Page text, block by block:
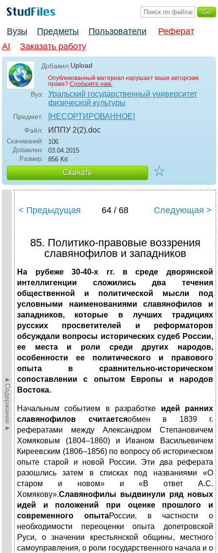
Вузы Предметы Пользователи
Реферат
AI
Заказать работу
Добавил:Upload
Опубликованный материал нарушает ваши авторские
права? Сообщите нам.
Вуз:
Уральский государственный университет
физической культуры
Предмет: [НЕСОРТИРОВАННОЕ]
Файл: ИППУ 2(2).doc
Скачиваний:
106
Добавлен:
03.04.2015
Размер:
856 Кб
Скачать ☆
►Содержание►
< Предыдущая 64 / 68 Следующая >
85. Политико-правовые воззрения
славянофилов и западников
На рубеже 30-40-х гг. в среде дворянской
интеллигенции сложились два течения
общественной и политической мысли под
условными наименованиями славянофилов и
западников, которые в лучших традициях
русских просветителей и реформаторов
обсуждали вопросы исторических судеб России,
ее места и роли среди других народов,
особенности ее политического и правового
опыта в сравнительно-историческом
сопоставлении с опытом Европы и народов
Востока.
Начальным событием в разработке идей ранних
славянофилов считаетсяобмен в 1839 г.
рефератами между Александром Степановичем
Хомяковым (1804–1860) и Иваном Васильевичем
Киреевским (1806–1856) по вопросу об историческом
опыте старой и новой России. Эти два реферата
разошлись затем в списках под названиями «О
старом и новом» и «В ответ А.С.
Хомякову».Славянофилы выдвинули ряд новых
идей и положений при оценке прошлого и
современного опытаРоссии, в частности о
необходимости переоценки опыта допетровской
Руси, о значении крестьянской общины, местного
самоуправления, о роли государственного начала и о